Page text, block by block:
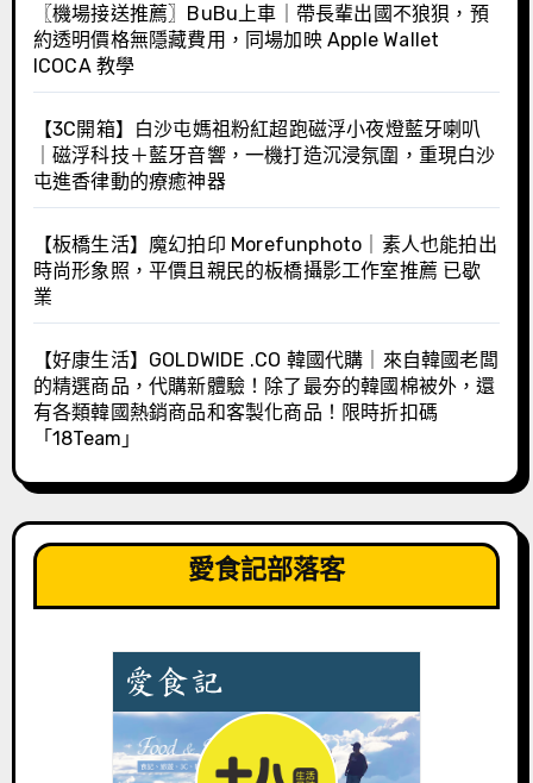
〖機場接送推薦〗BuBu上車｜帶長輩出國不狼狽，預
約透明價格無隱藏費用，同場加映 Apple Wallet
ICOCA 教學
【3C開箱】白沙屯媽祖粉紅超跑磁浮小夜燈藍牙喇叭
｜磁浮科技＋藍牙音響，一機打造沉浸氛圍，重現白沙
屯進香律動的療癒神器
【板橋生活】魔幻拍印 Morefunphoto｜素人也能拍出
時尚形象照，平價且親民的板橋攝影工作室推薦 已歇
業
【好康生活】GOLDWIDE .CO 韓國代購｜來自韓國老闆
的精選商品，代購新體驗！除了最夯的韓國棉被外，還
有各類韓國熱銷商品和客製化商品！限時折扣碼
「18Team」
愛食記部落客